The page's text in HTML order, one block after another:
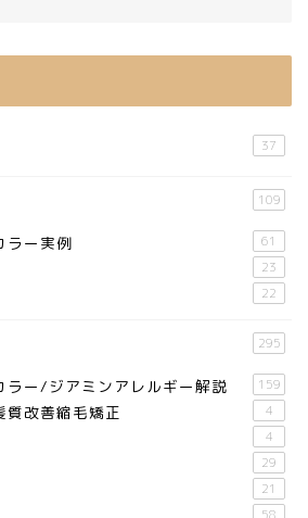
37
109
ラー実例 61
23
22
295
ラー/ジアミンアレルギー解説 159
質改善縮毛矯正 4
4
29
21
58